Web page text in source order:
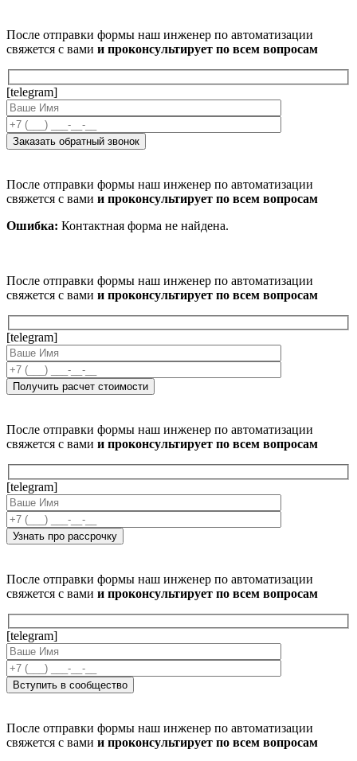
После отправки формы наш инженер по автоматизации
свяжется с вами и проконсультирует по всем вопросам
[telegram]
После отправки формы наш инженер по автоматизации
свяжется с вами и проконсультирует по всем вопросам
Ошибка: Контактная форма не найдена.
После отправки формы наш инженер по автоматизации
свяжется с вами и проконсультирует по всем вопросам
[telegram]
После отправки формы наш инженер по автоматизации
свяжется с вами и проконсультирует по всем вопросам
[telegram]
После отправки формы наш инженер по автоматизации
свяжется с вами и проконсультирует по всем вопросам
[telegram]
После отправки формы наш инженер по автоматизации
свяжется с вами и проконсультирует по всем вопросам